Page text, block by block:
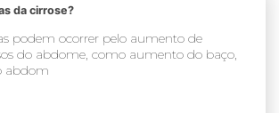
da cirrose?
podem ocorrer pelo aumento de
do abdome, como aumento do baço,
abdom